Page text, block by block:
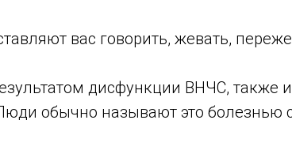
вас говорить, жевать,
дисфункции ВНЧС, также
обычно называют это болезнью